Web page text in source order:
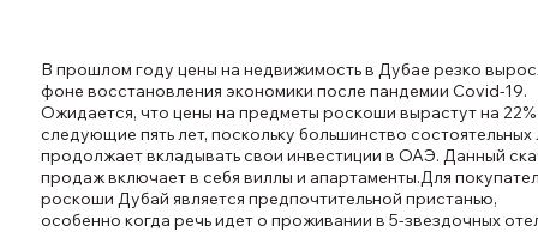
В прошлом году цены на недвижимость в Дубае резко
фоне восстановления экономики после пандемии Covid-19.
Ожидается, что цены на предметы роскоши вырастут на 22%
следующие пять лет, поскольку большинство состоятельных
продолжает вкладывать свои инвестиции в ОАЭ. Данный
продаж включает в себя виллы и апартаменты.Для
роскоши Дубай является предпочтительной пристанью,
особенно когда речь идет о проживании в 5-звездочных